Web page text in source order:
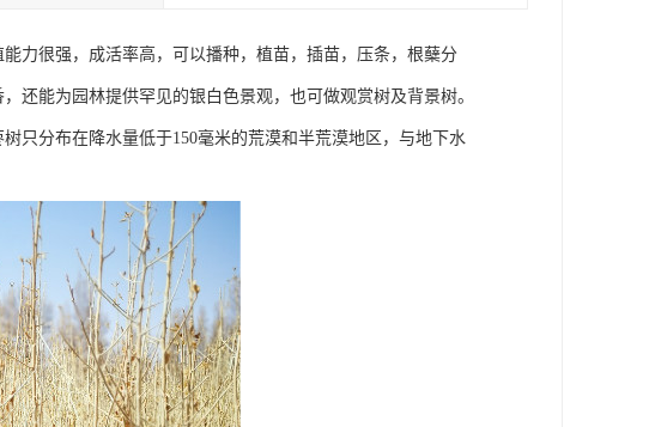
力很强，成活率高，可以播种，植苗，插苗，压条，根蘖分
还能为园林提供罕见的银白色景观，也可做观赏树及背景树。
只分布在降水量低于150毫米的荒漠和半荒漠地区，与地下水